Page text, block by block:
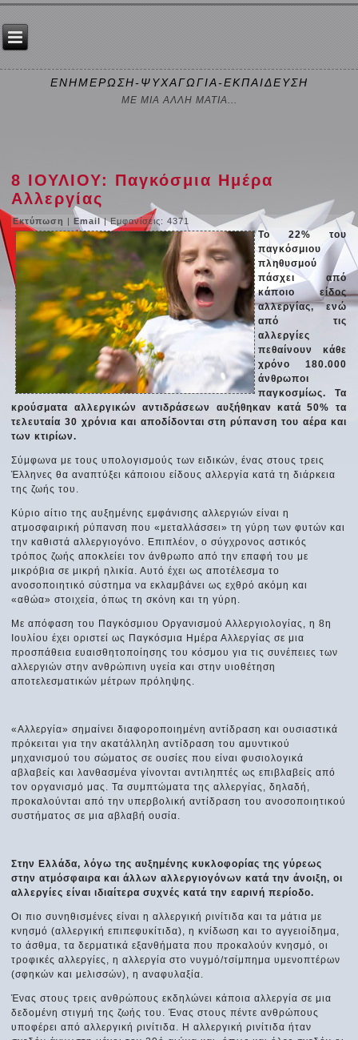
ΕΝΗΜΕΡΩΣΗ-ΨΥΧΑΓΩΓΙΑ-ΕΚΠΑΙΔΕΥΣΗ
ΜΕ ΜΙΑ ΑΛΛΗ ΜΑΤΙΑ...
8 ΙΟΥΛΙΟΥ: Παγκόσμια Ημέρα
Αλλεργίας
Εκτύπωση |Email| Εμφανίσεις: 4371
Το 22% του
παγκόσμιου
πληθυσμού
πάσχει από
κάποιο είδος
αλλεργίας, ενώ
από τις
αλλεργίες
πεθαίνουν κάθε
χρόνο 180.000
άνθρωποι
παγκοσμίως. Τα
κρούσματα αλλεργικών αντιδράσεων αυξήθηκαν κατά 50% τα
τελευταία 30 χρόνια και αποδίδονται στη ρύπανση του αέρα και
των κτιρίων.
Σύμφωνα με τους υπολογισμούς των ειδικών, ένας στους τρεις
Έλληνες θα αναπτύξει κάποιου είδους αλλεργία κατά τη διάρκεια
της ζωής του.
Κύριο αίτιο της αυξημένης εμφάνισης αλλεργιών είναι η
ατμοσφαιρική ρύπανση που «μεταλλάσσει» τη γύρη των φυτών και
την καθιστά αλλεργιογόνο. Επιπλέον, ο σύγχρονος αστικός
τρόπος ζωής αποκλείει τον άνθρωπο από την επαφή του με
μικρόβια σε μικρή ηλικία. Αυτό έχει ως αποτέλεσμα το
ανοσοποιητικό σύστημα να εκλαμβάνει ως εχθρό ακόμη και
«αθώα» στοιχεία, όπως τη σκόνη και τη γύρη.
Με απόφαση του Παγκόσμιου Οργανισμού Αλλεργιολογίας, η 8η
Ιουλίου έχει οριστεί ως Παγκόσμια Ημέρα Αλλεργίας σε μια
προσπάθεια ευαισθητοποίησης του κόσμου για τις συνέπειες των
αλλεργιών στην ανθρώπινη υγεία και στην υιοθέτηση
αποτελεσματικών μέτρων πρόληψης.
«Αλλεργία» σημαίνει διαφοροποιημένη αντίδραση και ουσιαστικά
πρόκειται για την ακατάλληλη αντίδραση του αμυντικού
μηχανισμού του σώματος σε ουσίες που είναι φυσιολογικά
αβλαβείς και λανθασμένα γίνονται αντιληπτές ως επιβλαβείς από
τον οργανισμό μας. Τα συμπτώματα της αλλεργίας, δηλαδή,
προκαλούνται από την υπερβολική αντίδραση του ανοσοποιητικού
συστήματος σε μια αβλαβή ουσία.
Στην Ελλάδα, λόγω της αυξημένης κυκλοφορίας της γύρεως
στην ατμόσφαιρα και άλλων αλλεργιογόνων κατά την άνοιξη, οι
αλλεργίες είναι ιδιαίτερα συχνές κατά την εαρινή περίοδο.
Oι πιο συνηθισμένες είναι η αλλεργική ρινίτιδα και τα μάτια με
κνησμό (αλλεργική επιπεφυκίτιδα), η κνίδωση και το αγγειοίδημα,
το άσθμα, τα δερματικά εξανθήματα που προκαλούν κνησμό, οι
τροφικές αλλεργίες, η αλλεργία στο νυγμό/τσίμπημα υμενοπτέρων
(σφηκών και μελισσών), η αναφυλαξία.
Ένας στους τρεις ανθρώπους εκδηλώνει κάποια αλλεργία σε μια
δεδομένη στιγμή της ζωής του. Ένας στους πέντε ανθρώπους
υποφέρει από αλλεργική ρινίτιδα. Η αλλεργική ρινίτιδα ήταν